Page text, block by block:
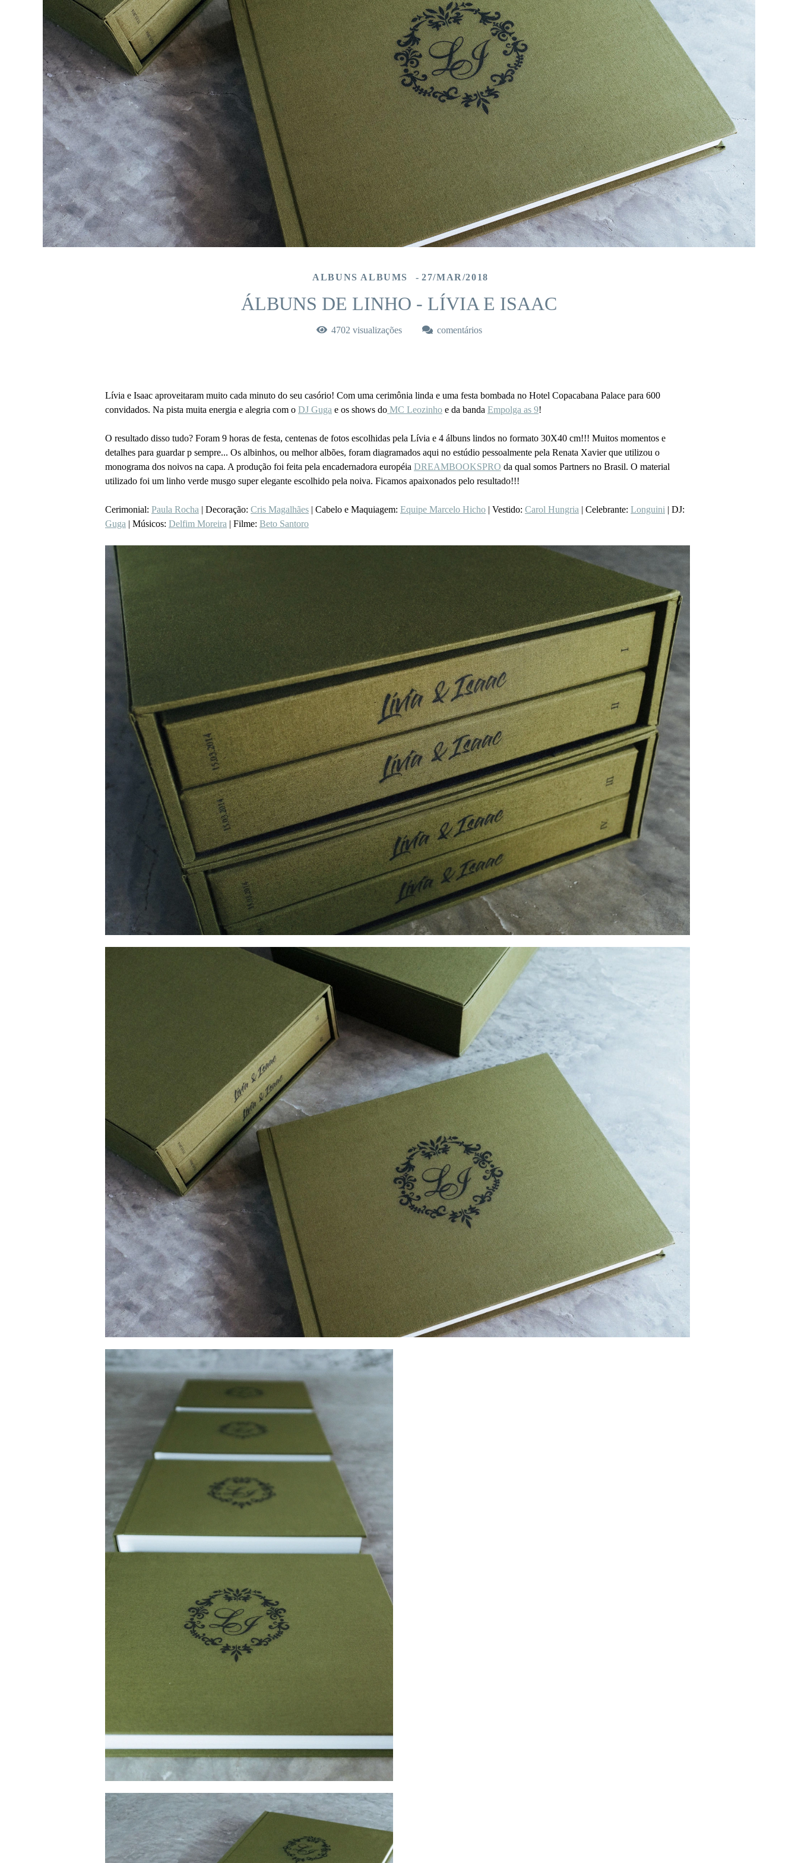
ALBUNS ALBUMS 27/MAR/2018
ÁLBUNS DE LINHO - LÍVIA E ISAAC
4702 visualizações comentários
Lívia e Isaac aproveitaram muito cada minuto do seu casório! Com uma cerimônia linda e uma festa bombada no Hotel Copacabana Palace para 600
convidados. Na pista muita energia e alegria com o DJ Guga e os shows do MC Leozinho e da banda Empolga as 9!
O resultado disso tudo? Foram 9 horas de festa, centenas de fotos escolhidas pela Lívia e 4 álbuns lindos no formato 30X40 cm!!! Muitos momentos e
detalhes para guardar p sempre... Os albinhos, ou melhor albões, foram diagramados aqui no estúdio pessoalmente pela Renata Xavier que utilizou o
monograma dos noivos na capa. A produção foi feita pela encadernadora européia DREAMBOOKSPRO da qual somos Partners no Brasil. O material
utilizado foi um linho verde musgo super elegante escolhido pela noiva. Ficamos apaixonados pelo resultado!!!
Cerimonial: Paula Rocha | Decoração: Cris Magalhães | Cabelo e Maquiagem: Equipe Marcelo Hicho | Vestido: Carol Hungria | Celebrante: Longuini | DJ:
Guga | Músicos: Delfim Moreira | Filme: Beto Santoro